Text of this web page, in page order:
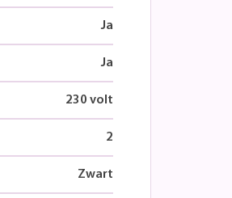
Ja
Ja
230 volt
2
Zwart